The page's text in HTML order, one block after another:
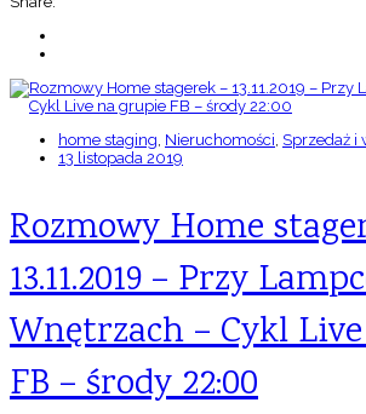
home staging, Nieruchomości, Sprzedaż i
13 listopada 2019
Rozmowy Home
13.11.2019 – Przy
Wnętrzach – Cykl
FB – środy 22:00